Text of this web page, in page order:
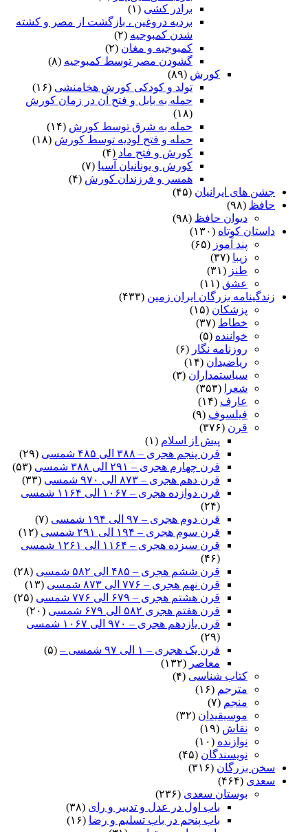
برادر کشی (۱)
بردیه دروغین ، بازگشت از مصر و کشته
شدن کمبوجیه (۲)
کمبوجیه و مغان (۲)
گشودن مصر توسط کمبوجیه (۸)
کورش (۸۹)
تولد و کودکی کورش هخامنشی (۱۶)
حمله به بابل و فتح آن در زمان کورش
(۱۸)
حمله به شرق توسط کورش (۱۴)
حمله و فتح لودیه توسط کورش (۱۸)
کورش و فتح ماد (۴)
کورش و یونانیان آسیا (۷)
همسر و فرزندان کورش (۴)
جشن های ایرانیان (۴۵)
حافظ (۹۸)
دیوان حافظ (۹۸)
داستان کوتاه (۱۳۰)
پند آموز (۶۵)
زیبا (۳۷)
طنز (۳۱)
عشق (۱۱)
زندگینامه بزرگان ایران زمین (۴۳۳)
پزشکان (۱۵)
خطاط (۳۷)
خواننده (۵)
روزنامه نگار (۶)
ریاضیدان (۱۴)
سیاستمداران (۳)
شعرا
(۳۵۳)
عارف (۱۴)
فیلسوف (۹)
قرن (۳۷۶)
پیش از اسلام (۱)
قرن پنجم هجری – ۳۸۸ الی ۴۸۵ شمسی
(۲۹)
قرن چهارم هجری – ۲۹۱ الی ۳۸۸ شمسی
(۵۳)
قرن دهم هجری – ۸۷۳ الی ۹۷۰ شمسی
(۳۳)
قرن دوازده هجری – ۱۰۶۷ الی ۱۱۶۴ شمسی
(۲۴)
قرن دوم هجری – ۹۷ الی ۱۹۴ شمسی
(۷)
قرن سوم هجری – ۱۹۴ الی ۲۹۱ شمسی
(۱۲)
قرن سیزده هجری – ۱۱۶۴ الی ۱۲۶۱ شمسی
(۴۶)
قرن ششم هجری – ۴۸۵ الی ۵۸۲ شمسی
(۲۸)
قرن نهم هجری – ۷۷۶ الی ۸۷۳ شمسی
(۱۳)
قرن هشتم هجری – ۶۷۹ الی ۷۷۶ شمسی
(۲۵)
قرن هفتم هجری ۵۸۲ الی ۶۷۹ شمسی
(۲۰)
قرن یازدهم هجری – ۹۷۰ الی ۱۰۶۷ شمسی
(۲۹)
قرن یک هجری – ۱ الی ۹۷ شمسی –
(۵)
معاصر (۱۳۲)
کتاب شناسی (۴)
مترجم (۱۶)
منجم (۷)
موسیقیدان (۳۲)
نقاش (۱۹)
نوازنده (۱۰)
نویسندگان (۴۵)
سخن بزرگان (۳۱۶)
سعدی (۴۶۴)
بوستان سعدی (۲۳۶)
باب اول در عدل و تدبیر و رای (۳۸)
باب پنجم در باب تسلیم و رضا (۱۶)